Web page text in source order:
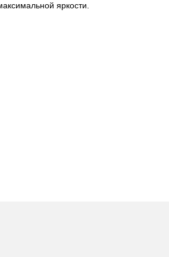
яркости.